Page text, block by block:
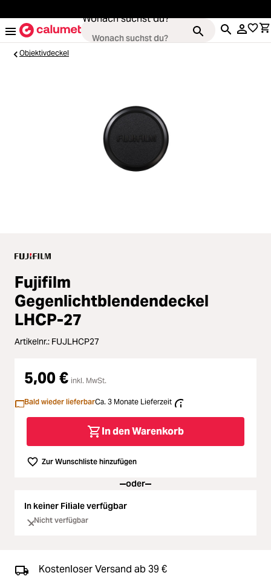
Wonach suchst du?
Objektive
Video & Drohnen
Loading...
Zubehör
Loading...
Licht & Studio
Loading...
Bildbearbeitung
Loading...
Ferngläser
Loading...
Second Hand
Loading...
SALE
Loading...
Objektivdeckel
Fujifilm
Gegenlichtblendendeckel
LHCP-27
Artikelnr.: FUJLHCP27
5,00 € inkl. MwSt.
Bald wieder lieferbarCa. 3 Monate Lieferzeit
In den Warenkorb
Zur Wunschliste hinzufügen
oder
In keiner Filiale verfügbar
Nicht verfügbar
Kostenloser Versand ab 39 €